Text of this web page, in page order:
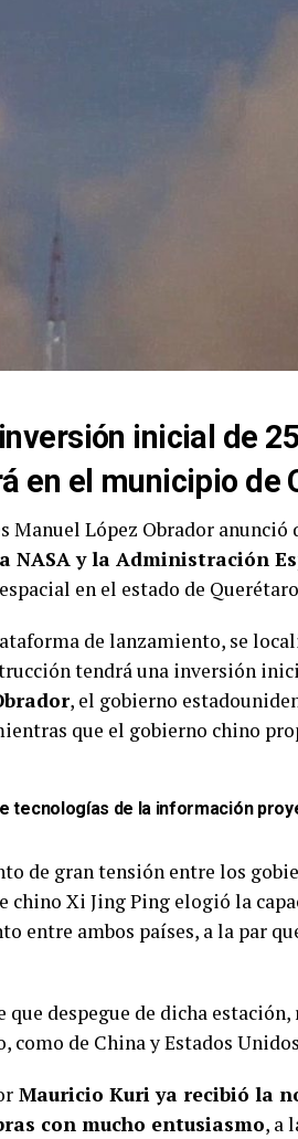
inicial de
en el municipio de
Manuel López Obrador anunció
NASA y la Administración
en el estado de
de lanzamiento, se
tendrá una inversión
, el gobierno
que el gobierno chino
tecnologías de la información
de gran tensión entre los
chino Xi Jing Ping elogió la
entre ambos países, a la par
despegue de dicha
como de China y Estados
Mauricio Kuri ya recibió la
con mucho entusiasmo, a